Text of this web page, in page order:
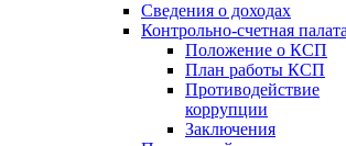
Сведения о доходах
Контрольно-счетная палата
Положение о КСП
План работы КСП
Противодействие
коррупции
Заключения